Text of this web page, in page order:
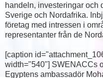
handeln, investeringar och
Sverige och Nordafrika.
företag med intressen i
representanter från de
[caption
width="540"] SWENACCs
Egyptens ambassadör